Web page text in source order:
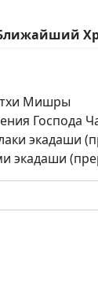
Мишры
Господа
экадаши